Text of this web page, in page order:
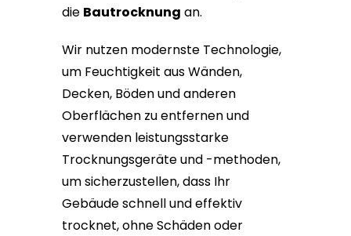
die Bautrocknung an.
Wir nutzen modernste Technologie,
um Feuchtigkeit aus Wänden,
Decken, Böden und anderen
Oberflächen zu entfernen und
verwenden leistungsstarke
Trocknungsgeräte und -methoden,
um sicherzustellen, dass Ihr
Gebäude schnell und effektiv
trocknet, ohne Schäden oder